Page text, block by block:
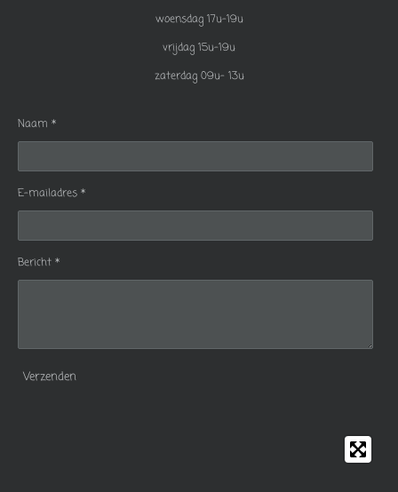
woensdag 17u-19u
vrijdag 15u-19u
zaterdag 09u- 13u
Naam *
E-mailadres *
Bericht *
Verzenden